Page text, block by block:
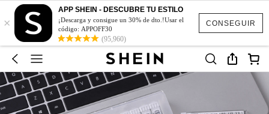
CONSEGUIR
×
APP SHEIN - DESCUBRE TU ESTILO
¡Descarga y consigue un 30% de dto.!Usar el
código: APPOFF30
(95,960)